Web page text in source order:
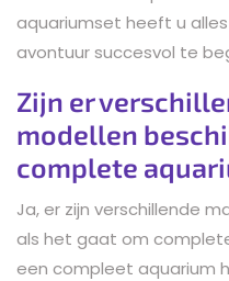
aquariumset heeft u
avontuur succesvol te
Zijn er
modellen
complete
Ja, er zijn verschillende
als het gaat om
een compleet aquarium